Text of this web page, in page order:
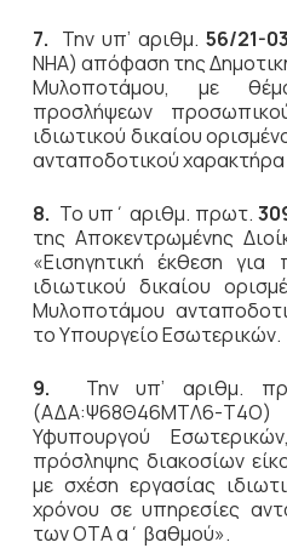
7. Την υπ’ αριθμ. 56/21-
ΝΗΑ) απόφαση της
Μυλοποτάμου, με
προσλήψεων
ιδιωτικού δικαίου
ανταποδοτικού χαρακτήρα
8. Το υπ΄ αριθμ. πρωτ.
της Αποκεντρωμένης
«Εισηγητική έκθεση
ιδιωτικού δικαίου
Μυλοποτάμου
το Υπουργείο Εσωτερικών.
9. Την υπ’ αριθμ.
(ΑΔΑ:Ψ68Θ46ΜΤΛ6-
Υφυπουργού
πρόσληψης διακοσίων
με σχέση εργασίας
χρόνου σε υπηρεσίες
των ΟΤΑ α΄ βαθμού».